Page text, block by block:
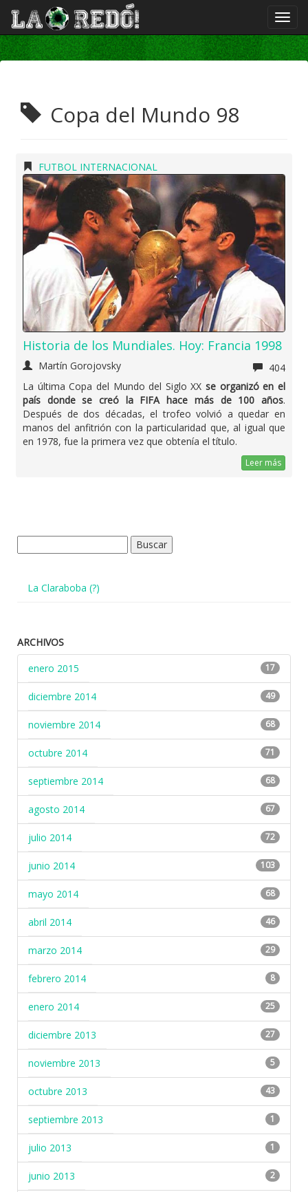
Copa del Mundo 98
FUTBOL INTERNACIONAL
Historia de los Mundiales. Hoy: Francia 1998
Martín Gorojovsky
404
La última Copa del Mundo del Siglo XXse organizó en el
país donde se creó la FIFA hace más de 100 años.
Después de dos décadas, el trofeo volvió a quedar en
manos del anfitrión con la particularidad que, al igual que
en 1978, fue la primera vez que obtenía el título.
Leer más
La Claraboba (?)
ARCHIVOS
enero 2015
17
diciembre 2014 49
noviembre 2014 68
octubre 2014 71
septiembre 2014 68
agosto 2014 67
julio 2014 72
junio 2014 103
mayo 2014 68
abril 2014 46
marzo 2014 29
febrero 2014 8
enero 2014 25
diciembre 2013 27
noviembre 2013 5
octubre 2013 43
septiembre 2013 1
julio 2013 1
junio 2013 2